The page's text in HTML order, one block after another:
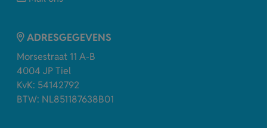
ADRESGEGEVENS
Morsestraat 11 A-B
4004 JP Tiel
KvK: 54142792
BTW: NL851187638B01